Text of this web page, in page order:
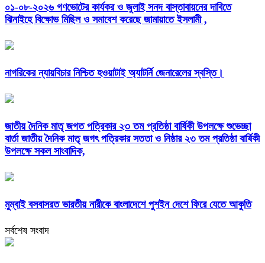
০১-০৮-২০২৬ গণভোটের কার্যকর ও জুলাই সনদ বাস্তাবায়নের দাবিতে
ঝিনাইহে বিক্ষোভ মিছিল ও সমাবেশ করেছে জামায়াতে ইসলামী ,
নাগরিকের ন্যায়বিচার নিশ্চিত হওয়াটাই অ্যাটর্নি জেনারেলের স্বস্তি।
জাতীয় দৈনিক মাতৃ জগত পত্রিকার ২৩ তম প্রতিষ্ঠা বার্ষিকী উপলক্ষে শুভেচ্ছা
বার্তা জাতীয় দৈনিক মাতৃ জগৎ পত্রিকার সততা ও নিষ্ঠার ২৩ তম প্রতিষ্ঠা বার্ষিকী
উপলক্ষে সকল সাংবাদিক,
মুম্বাই বসবাসরত ভারতীয় নারীকে বাংলাদেশে পুশইন দেশে ফিরে যেতে আকুতি
সর্বশেষ সংবাদ